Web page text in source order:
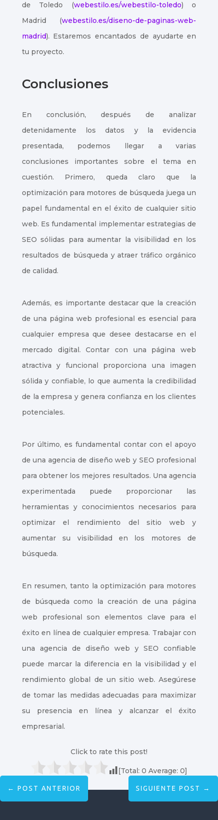
de Toledo (webestilo.es/webestilo-toledo) o
Madrid (webestilo.es/diseno-de-paginas-web-
madrid). Estaremos encantados de ayudarte en
tu proyecto.
Conclusiones
En conclusión, después de analizar
detenidamente los datos y la evidencia
presentada, podemos llegar a varias
conclusiones importantes sobre el tema en
cuestión. Primero, queda claro que la
optimización para motores de búsqueda juega un
papel fundamental en el éxito de cualquier sitio
web. Es fundamental implementar estrategias de
SEO sólidas para aumentar la visibilidad en los
resultados de búsqueda y atraer tráfico orgánico
de calidad.
Además, es importante destacar que la creación
de una página web profesional es esencial para
cualquier empresa que desee destacarse en el
mercado digital. Contar con una página web
atractiva y funcional proporciona una imagen
sólida y confiable, lo que aumenta la credibilidad
de la empresa y genera confianza en los clientes
potenciales.
Por último, es fundamental contar con el apoyo
de una agencia de diseño web y SEO profesional
para obtener los mejores resultados. Una agencia
experimentada puede proporcionar las
herramientas y conocimientos necesarios para
optimizar el rendimiento del sitio web y
aumentar su visibilidad en los motores de
búsqueda.
En resumen, tanto la optimización para motores
de búsqueda como la creación de una página
web profesional son elementos clave para el
éxito en línea de cualquier empresa. Trabajar con
una agencia de diseño web y SEO confiable
puede marcar la diferencia en la visibilidad y el
rendimiento global de un sitio web. Asegúrese
de tomar las medidas adecuadas para maximizar
su presencia en línea y alcanzar el éxito
empresarial.
Click to rate this post!
[Total: 0 Average: 0]
← POST ANTERIOR SIGUIENTE POST →